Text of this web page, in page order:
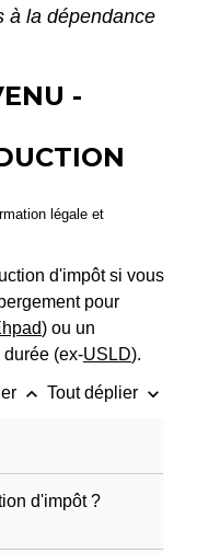
à la dépendance
-
légale et
d'impôt si vous
pour
) ou un
(ex-USLD).
keyboard_arrow_up Tout déplier keyboard_arrow_down
d'impôt ?